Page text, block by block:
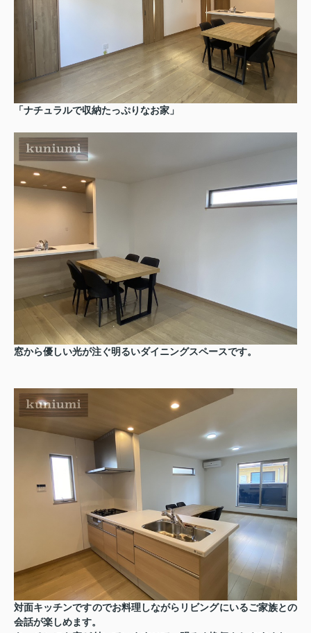
「ナチュラルで収納たっぷりなお家」
窓から優しい光が注ぐ明るいダイニングスペースです。
対面キッチンですのでお料理しながらリビングにいるご家族との
会話が楽しめます。